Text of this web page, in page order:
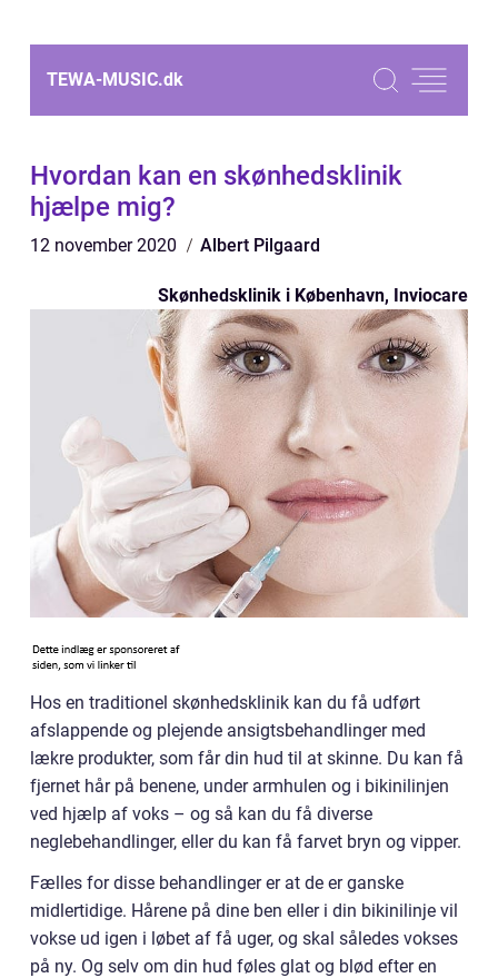
TEWA-MUSIC.dk
Hvordan kan en skønhedsklinik
hjælpe mig?
12 november 2020 Albert Pilgaard
Skønhedsklinik i København, Inviocare
Hos en traditionel skønhedsklinik kan du få udført
afslappende og plejende ansigtsbehandlinger med
lækre produkter, som får din hud til at skinne. Du kan få
fjernet hår på benene, under armhulen og i bikinilinjen
ved hjælp af voks – og så kan du få diverse
neglebehandlinger, eller du kan få farvet bryn og vipper.
Fælles for disse behandlinger er at de er ganske
midlertidige. Hårene på dine ben eller i din bikinilinje vil
vokse ud igen i løbet af få uger, og skal således vokses
på ny. Og selv om din hud føles glat og blød efter en